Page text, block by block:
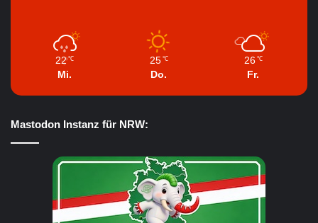
22 ℃
Mi.
25 ℃
Do.
26 ℃
Fr.
Mastodon Instanz für NRW: